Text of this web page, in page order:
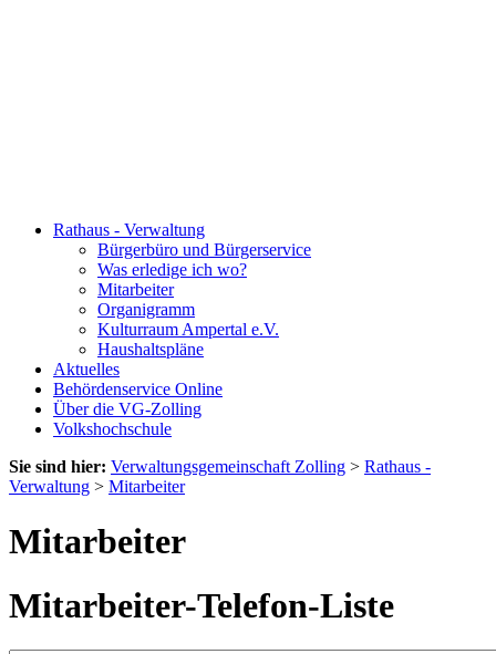
Rathaus - Verwaltung
Bürgerbüro und Bürgerservice
Was erledige ich wo?
Mitarbeiter
Organigramm
Kulturraum Ampertal e.V.
Haushaltspläne
Aktuelles
Behördenservice Online
Über die VG-Zolling
Volkshochschule
Sie sind hier: Verwaltungsgemeinschaft Zolling > Rathaus -
Verwaltung > Mitarbeiter
Mitarbeiter
Mitarbeiter-Telefon-Liste